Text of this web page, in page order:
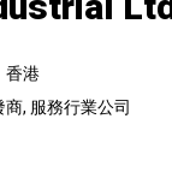
香港
, 服務行業公司